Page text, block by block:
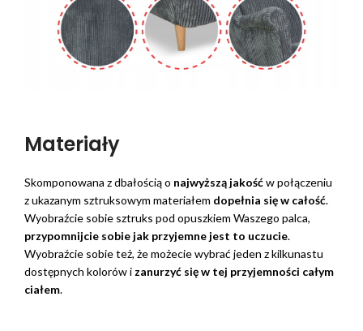
Materiały
Skomponowana z dbałością o najwyższą jakośćw połączeniu
z ukazanym sztruksowym materiałem dopełnia się w całość.
Wyobraźcie sobie sztruks pod opuszkiem Waszego palca,
przypomnijcie sobie jak przyjemne jest to uczucie.
Wyobraźcie sobie też, że możecie wybrać jeden z kilkunastu
dostępnych kolorów i zanurzyć się w tej przyjemności całym
ciałem.